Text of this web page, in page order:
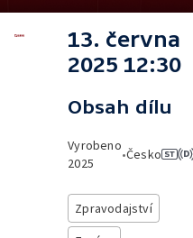
13. června
2025 12:30
Obsah dílu
Vyrobeno
2025
•Česko
Zpravodajství